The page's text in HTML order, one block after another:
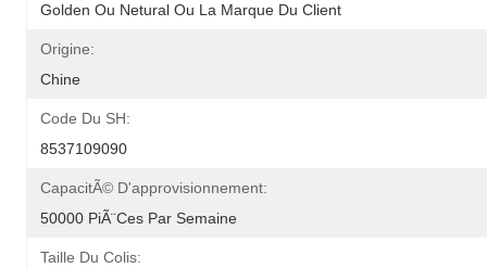
Golden Ou Netural Ou La Marque Du Client
Origine:
Chine
Code Du SH:
8537109090
CapacitÃ© D'approvisionnement:
50000 PiÃ¨ces Par Semaine
Taille Du Colis: